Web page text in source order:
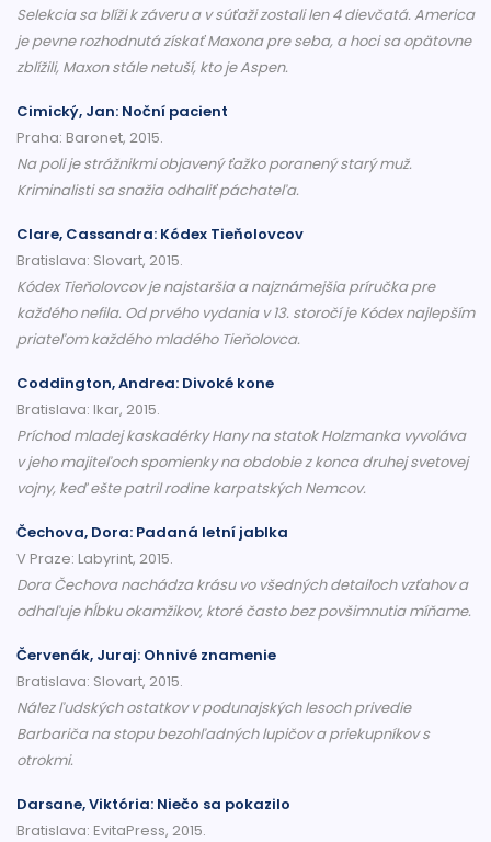
Selekcia sa blíži k záveru a v súťaži zostali len 4 dievčatá. America
je pevne rozhodnutá získať Maxona pre seba, a hoci sa opätovne
zblížili, Maxon stále netuší, kto je Aspen.
Cimický, Jan: Noční pacient
Praha: Baronet, 2015.
Na poli je strážnikmi objavený ťažko poranený starý muž.
Kriminalisti sa snažia odhaliť páchateľa.
Clare, Cassandra: Kódex Tieňolovcov
Bratislava: Slovart, 2015.
Kódex Tieňolovcov je najstaršia a najznámejšia príručka pre
každého nefila. Od prvého vydania v 13. storočí je Kódex najlepším
priateľom každého mladého Tieňolovca.
Coddington, Andrea: Divoké kone
Bratislava: Ikar, 2015.
Príchod mladej kaskadérky Hany na statok Holzmanka vyvoláva
v jeho majiteľoch spomienky na obdobie z konca druhej svetovej
vojny, keď ešte patril rodine karpatských Nemcov.
Čechova, Dora: Padaná letní jablka
V Praze: Labyrint, 2015.
Dora Čechova nachádza krásu vo všedných detailoch vzťahov a
odhaľuje hĺbku okamžikov, ktoré často bez povšimnutia míňame.
Červenák, Juraj: Ohnivé znamenie
Bratislava: Slovart, 2015.
Nález ľudských ostatkov v podunajských lesoch privedie
Barbariča na stopu bezohľadných lupičov a priekupníkov s
otrokmi.
Darsane, Viktória: Niečo sa pokazilo
Bratislava: EvitaPress, 2015.